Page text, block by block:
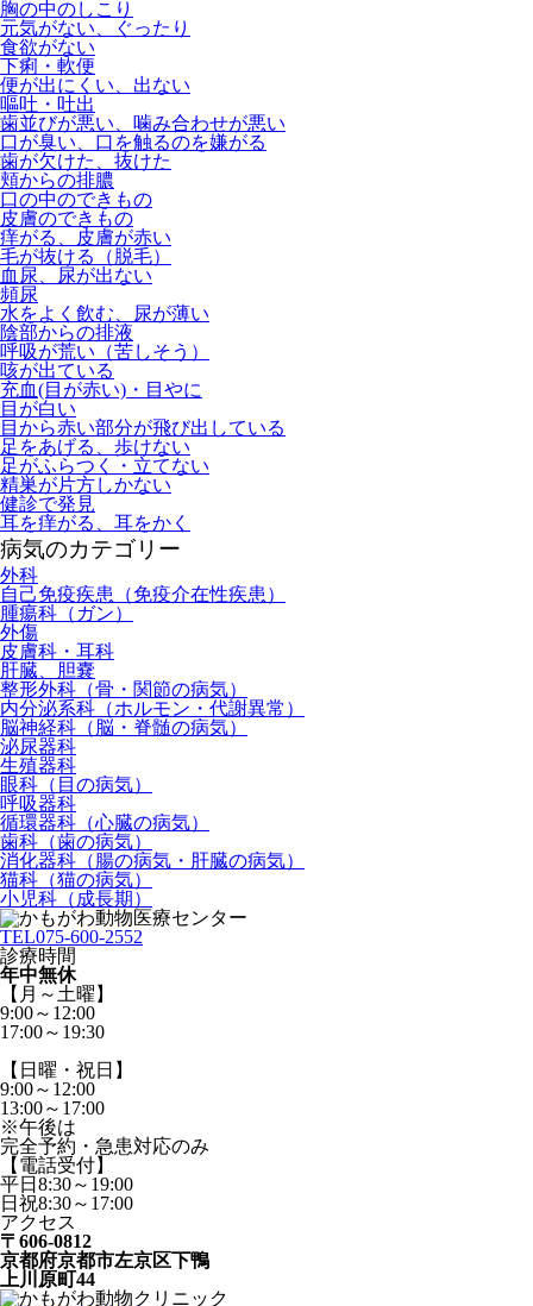
胸の中のしこり
元気がない、ぐったり
食欲がない
下痢・軟便
便が出にくい、出ない
嘔吐・吐出
歯並びが悪い、噛み合わせが悪い
口が臭い、口を触るのを嫌がる
歯が欠けた、抜けた
頬からの排膿
口の中のできもの
皮膚のできもの
痒がる、皮膚が赤い
毛が抜ける（脱毛）
血尿、尿が出ない
頻尿
水をよく飲む、尿が薄い
陰部からの排液
呼吸が荒い（苦しそう）
咳が出ている
充血(目が赤い)・目やに
目が白い
目から赤い部分が飛び出している
足をあげる、歩けない
足がふらつく・立てない
精巣が片方しかない
健診で発見
耳を痒がる、耳をかく
病気のカテゴリー
外科
自己免疫疾患（免疫介在性疾患）
腫瘍科（ガン）
外傷
皮膚科・耳科
肝臓、胆嚢
整形外科（骨・関節の病気）
内分泌系科（ホルモン・代謝異常）
脳神経科（脳・脊髄の病気）
泌尿器科
生殖器科
眼科（目の病気）
呼吸器科
循環器科（心臓の病気）
歯科（歯の病気）
消化器科（腸の病気・肝臓の病気）
猫科（猫の病気）
小児科（成長期）
TEL075-600-2552
診療時間
年中無休
【月～土曜】
9:00～12:00
17:00～19:30
【日曜・祝日】
9:00～12:00
13:00～17:00
※午後は
完全予約・急患対応のみ
【電話受付】
平日8:30～19:00
日祝8:30～17:00
アクセス
〒606-0812
京都府京都市左京区下鴨
上川原町44